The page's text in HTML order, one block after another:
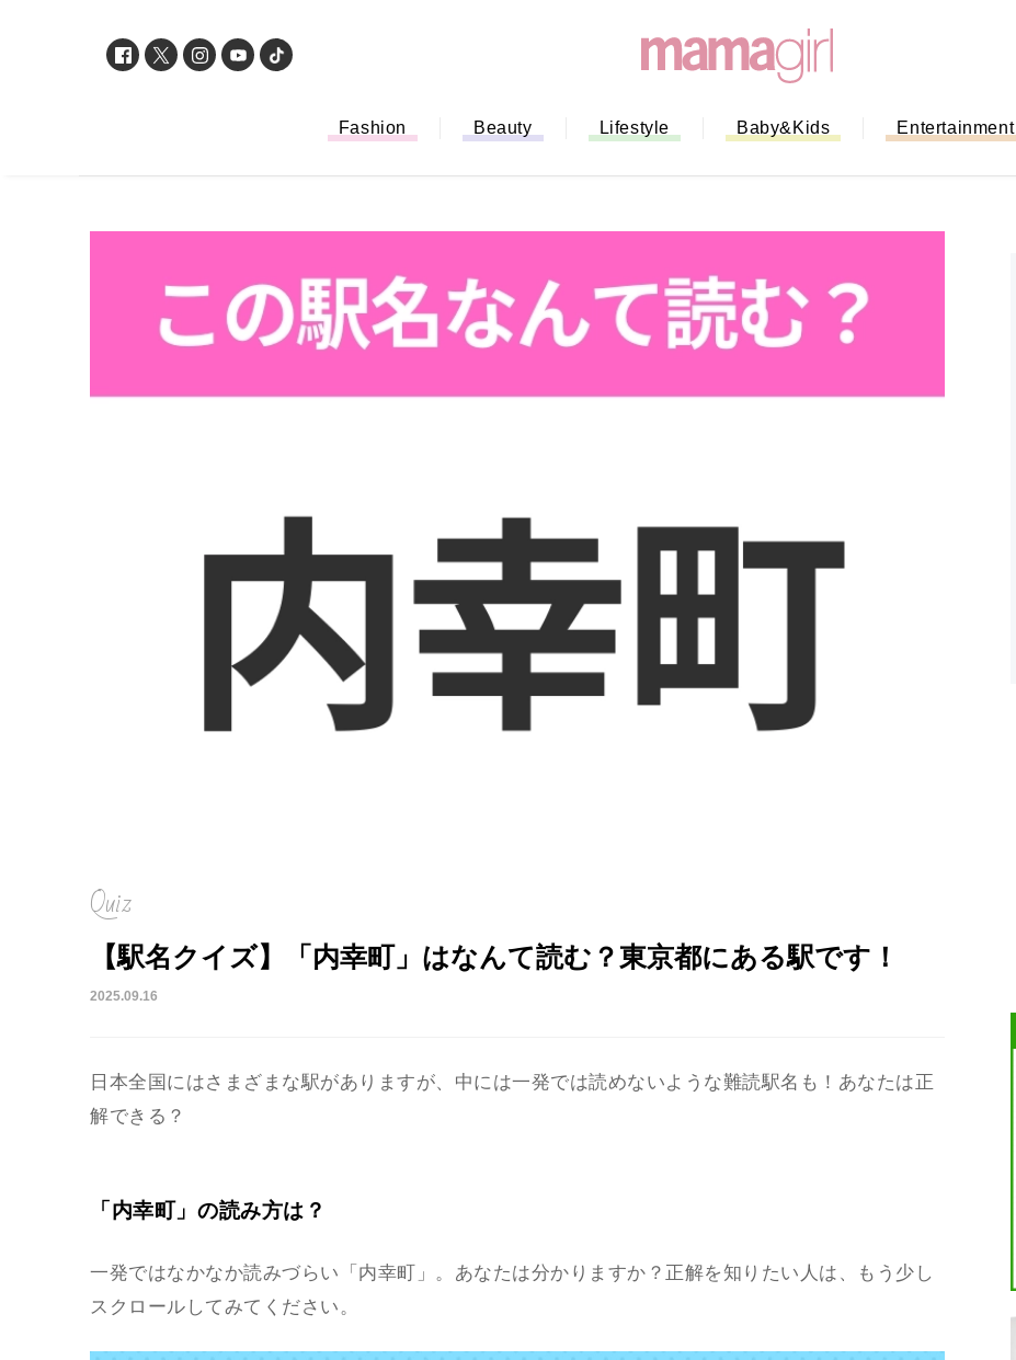
Fashion Beauty Lifestyle Baby&Kids Entertainment
Quiz
【駅名クイズ】「内幸町」はなんて読む？東京都にある駅です！
2025.09.16
日本全国にはさまざまな駅がありますが、中には一発では読めないような難読駅名も！あなたは正
解できる？
「内幸町」の読み方は？
一発ではなかなか読みづらい「内幸町」。あなたは分かりますか？ 正解を知りたい人は、もう少し
スクロールしてみてください。